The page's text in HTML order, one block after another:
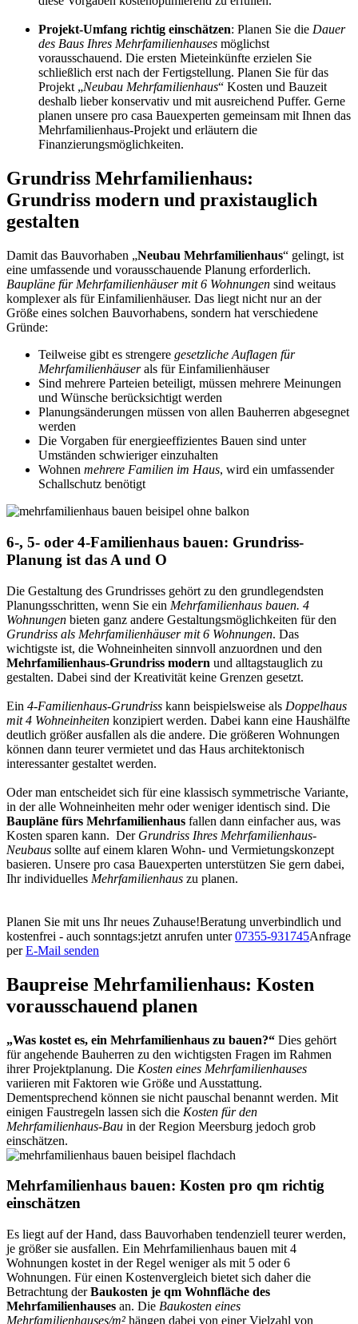
Projekt-Umfang richtig einschätzen: Planen Sie die Dauer
des Baus Ihres Mehrfamilienhauses möglichst
vorausschauend. Die ersten Mieteinkünfte erzielen Sie
schließlich erst nach der Fertigstellung. Planen Sie für das
Projekt „Neubau Mehrfamilienhaus“ Kosten und Bauzeit
deshalb lieber konservativ und mit ausreichend Puffer. Gerne
planen unsere pro casa Bauexperten gemeinsam mit Ihnen das
Mehrfamilienhaus-Projekt und erläutern die
Finanzierungsmöglichkeiten.
Grundriss Mehrfamilienhaus:
Grundriss modern und praxistauglich
gestalten
Damit das Bauvorhaben „Neubau Mehrfamilienhaus“ gelingt, ist
eine umfassende und vorausschauende Planung erforderlich.
Baupläne für Mehrfamilienhäuser mit 6 Wohnungen sind weitaus
komplexer als für Einfamilienhäuser. Das liegt nicht nur an der
Größe eines solchen Bauvorhabens, sondern hat verschiedene
Gründe:
Teilweise gibt es strengere gesetzliche Auflagen für
Mehrfamilienhäuserals für Einfamilienhäuser
Sind mehrere Parteien beteiligt, müssen mehrere Meinungen
und Wünsche berücksichtigt werden
Planungsänderungen müssen von allen Bauherren abgesegnet
werden
Die Vorgaben für energieeffizientes Bauen sind unter
Umständen schwieriger einzuhalten
Wohnen mehrere Familien im Haus, wird ein umfassender
Schallschutz benötigt
6-, 5- oder 4-Familienhaus bauen: Grundriss-
Planung ist das A und O
Die Gestaltung des Grundrisses gehört zu den grundlegendsten
Planungsschritten, wenn Sie ein Mehrfamilienhaus bauen. 4
Wohnungen bieten ganz andere Gestaltungsmöglichkeiten für den
Grundriss als Mehrfamilienhäuser mit 6 Wohnungen. Das
wichtigste ist, die Wohneinheiten sinnvoll anzuordnen und den
Mehrfamilienhaus-Grundriss modern und alltagstauglich zu
gestalten. Dabei sind der Kreativität keine Grenzen gesetzt.
Ein 4-Familienhaus-Grundriss kann beispielsweise als Doppelhaus
mit 4 Wohneinheiten konzipiert werden. Dabei kann eine Haushälfte
deutlich größer ausfallen als die andere. Die größeren Wohnungen
können dann teurer vermietet und das Haus architektonisch
interessanter gestaltet werden.
Oder man entscheidet sich für eine klassisch symmetrische Variante,
in der alle Wohneinheiten mehr oder weniger identisch sind. Die
Baupläne fürs Mehrfamilienhaus fallen dann einfacher aus, was
Kosten sparen kann. Der Grundriss Ihres Mehrfamilienhaus-
Neubaus sollte auf einem klaren Wohn- und Vermietungskonzept
basieren. Unsere pro casa Bauexperten unterstützen Sie gern dabei,
Ihr individuelles Mehrfamilienhaus zu planen.
Planen Sie mit uns Ihr neues Zuhause!Beratung unverbindlich und
kostenfrei - auch sonntags:jetzt anrufen unter07355-931745Anfrage
perE-Mail senden
Baupreise Mehrfamilienhaus: Kosten
vorausschauend planen
„Was kostet es, ein Mehrfamilienhaus zu bauen?“ Dies gehört
für angehende Bauherren zu den wichtigsten Fragen im Rahmen
ihrer Projektplanung. Die Kosten eines Mehrfamilienhauses
variieren mit Faktoren wie Größe und Ausstattung.
Dementsprechend können sie nicht pauschal benannt werden. Mit
einigen Faustregeln lassen sich die Kosten für den
Mehrfamilienhaus-Bau in der Region Meersburg jedoch grob
einschätzen.
Mehrfamilienhaus bauen: Kosten pro qm richtig
einschätzen
Es liegt auf der Hand, dass Bauvorhaben tendenziell teurer werden,
je größer sie ausfallen. Ein Mehrfamilienhaus bauen mit 4
Wohnungen kostet in der Regel weniger als mit 5 oder 6
Wohnungen. Für einen Kostenvergleich bietet sich daher die
Betrachtung derBaukosten je qm Wohnfläche des
Mehrfamilienhauses an. Die Baukosten eines
Mehrfamilienhauses/m² hängen dabei von einer Vielzahl von